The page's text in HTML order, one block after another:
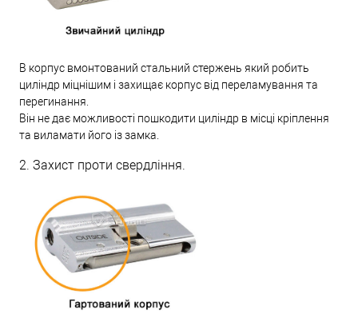
В корпус вмонтований стальний стержень який робить
циліндр міцнішим і захищає корпус від переламування та
перегинання.
Він не дає можливості пошкодити циліндр в місці кріплення
та виламати його із замка.
2. Захист проти свердління.